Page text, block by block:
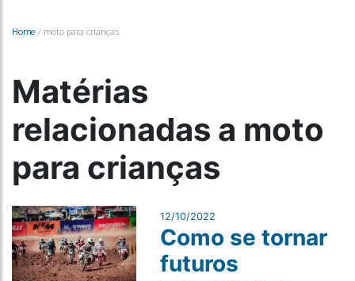
Home / moto para crianças
Matérias
relacionadas a moto
para crianças
12/10/2022
Como se tornar
futuros